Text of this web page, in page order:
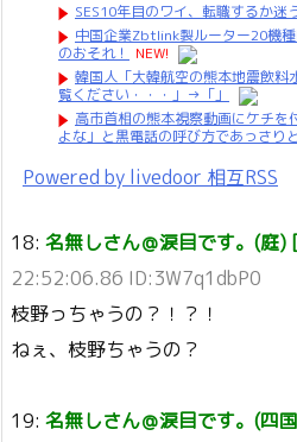
SES10年目のワイ、転職するか迷
中国企業Zbtlink製ルーター20機
のおそれ！
NEW!
韓国人「大韓航空の熊本地震飲料
覧ください・・・」→「」
高市首相の熊本視察動画にケチを
よな」と黒電話の呼び方であっさ
Powered by livedoor 相互RSS
18: 名無しさん＠涙目です。(庭)
22:52:06.86 ID:3W7q1dbP0
枝野っちゃうの？！？！
ねぇ、枝野ちゃうの？
19: 名無しさん＠涙目です。(四